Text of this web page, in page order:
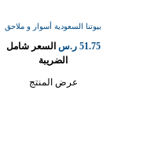
بيوتنا السعودية أسوار و ملاحق
51.75 ر.س السعر شامل
الضريبة
عرض المنتج